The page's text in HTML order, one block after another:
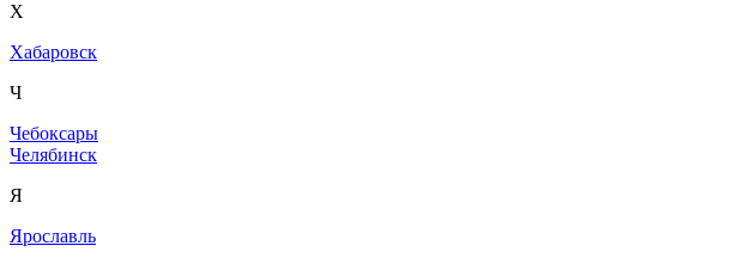
Х
Хабаровск
Ч
Чебоксары
Челябинск
Я
Ярославль